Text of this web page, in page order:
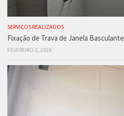
SERVIÇOS REALIZADOS
Fixação de Trava de Janela Basculante
FEVEREIRO 2, 2026